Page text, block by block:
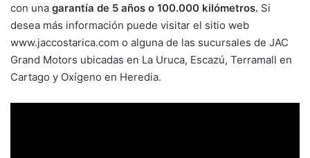
con una garantía de 5 años o 100.000 kilómetros. Si
desea más información puede visitar el sitio web
www.jaccostarica.com o alguna de las sucursales de JAC
Grand Motors ubicadas en La Uruca, Escazú, Terramall en
Cartago y Oxígeno en Heredia.